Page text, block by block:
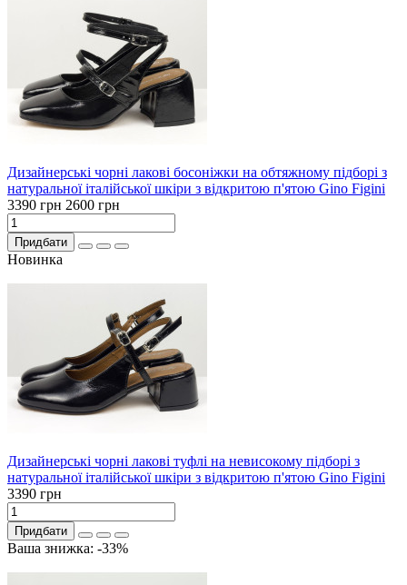
Дизайнерські чорні лакові босоніжки на обтяжному підборі з
натуральної італійської шкіри з відкритою п'ятою Gino Figini
3390 грн 2600 грн
Придбати
Новинка
Дизайнерські чорні лакові туфлі на невисокому підборі з
натуральної італійської шкіри з відкритою п'ятою Gino Figini
3390 грн
Придбати
Ваша знижка: -33%